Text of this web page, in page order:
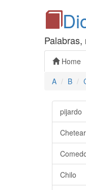
Home
A
B
pijardo
Chetear
Chilo